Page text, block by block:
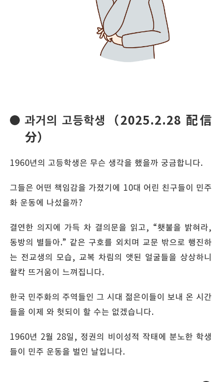
과거의 고등학생（2025.2.28 配信
分）
1960년의 고등학생은 무슨 생각을 했을까 궁금합니다.
그들은 어떤 책임감을 가졌기에 10대 어린 친구들이 민주
화 운동에 나섰을까?
결연한 의지에 가득 차 결의문을 읽고, “횃불을 밝혀라,
동방의 별들아.” 같은 구호를 외치며 교문 밖으로 행진하
는 전교생의 모습, 교복 차림의 앳된 얼굴들을 상상하니
왈칵 뜨거움이 느껴집니다.
한국 민주화의 주역들인 그 시대 젊은이들이 보내 온 시간
들을 이제 와 헛되이 할 수는 없겠습니다.
1960년 2월 28일, 정권의 비이성적 작태에 분노한 학생
들이 민주 운동을 벌인 날입니다.